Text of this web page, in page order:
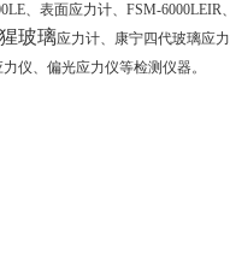
、表面应力计、FSM-6000LEIR
玻璃应力计、康宁四代玻璃应
仪、偏光应力仪等检测仪器。